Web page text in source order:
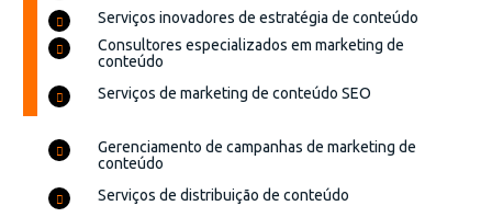
Serviços inovadores de estratégia de conteúdo
Consultores especializados em marketing de
conteúdo
Serviços de marketing de conteúdo SEO
Gerenciamento de campanhas de marketing de
conteúdo
Serviços de distribuição de conteúdo